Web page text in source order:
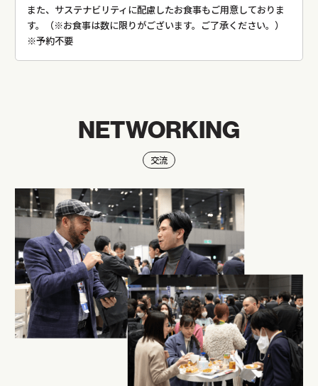
また、サステナビリティに配慮したお食事もご用意しておりま
す。（※お食事は数に限りがございます。ご了承ください。）
※予約不要
NETWORKING
交流